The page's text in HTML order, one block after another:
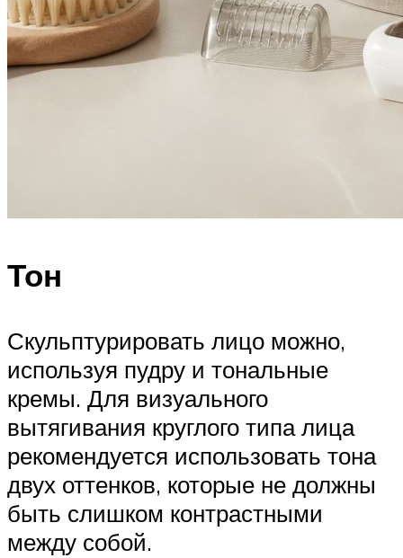
Тон
Скульптурировать лицо можно,
используя пудру и тональные
кремы. Для визуального
вытягивания круглого типа лица
рекомендуется использовать тона
двух оттенков, которые не должны
быть слишком контрастными
между собой.